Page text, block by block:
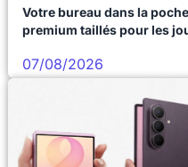
Votre bureau dans la
premium taillés pour les
07/08/2026